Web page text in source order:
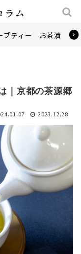
ブティー お茶漬け
｜京都の茶源郷
2023.12.28